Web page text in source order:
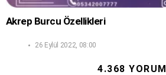
Akrep Burcu Özellikleri
26 Eylül 2022, 08:00
4.368 YORUM